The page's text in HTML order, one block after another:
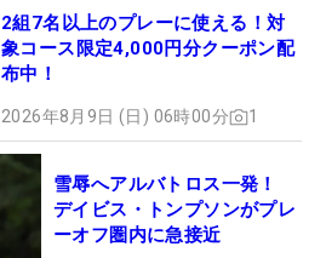
2組7名以上のプレーに使える！対
象コース限定4,000円分クーポン配
布中！
2026年8月9日 (日) 06時00分 1
雪辱へアルバトロス一発！
デイビス・トンプソンがプレ
ーオフ圏内に急接近